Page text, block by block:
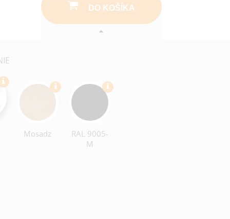
DO KOŠÍKA
Mosadz
RAL 9005-
M